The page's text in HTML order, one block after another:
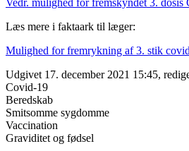
Læs mere i faktaark til læger:
Mulighed for fremrykning af 3. stik
Udgivet 17. december 2021 15:45,
Covid-19
Beredskab
Smitsomme sygdomme
Vaccination
Graviditet og fødsel